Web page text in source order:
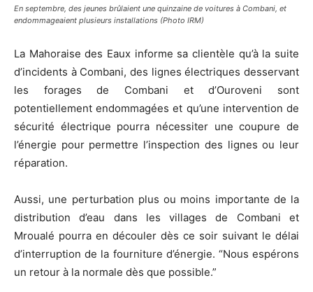
En septembre, des jeunes brûlaient une quinzaine de voitures à Combani, et
endommageaient plusieurs installations (Photo IRM)
La Mahoraise des Eaux informe sa clientèle qu’à la suite
d’incidents à Combani, des lignes électriques desservant
les forages de Combani et d’Ouroveni sont
potentiellement endommagées et qu’une intervention de
sécurité électrique pourra nécessiter une coupure de
l’énergie pour permettre l’inspection des lignes ou leur
réparation.
Aussi, une perturbation plus ou moins importante de la
distribution d’eau dans les villages de Combani et
Mroualé pourra en découler dès ce soir suivant le délai
d’interruption de la fourniture d’énergie. “Nous espérons
un retour à la normale dès que possible.”